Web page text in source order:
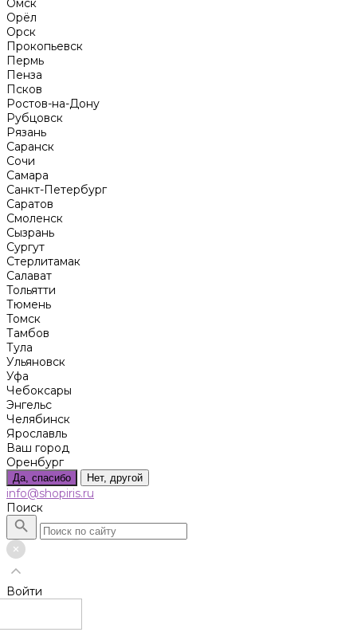
Омск
Орёл
Орск
Прокопьевск
Пермь
Пенза
Псков
Ростов-на-Дону
Рубцовск
Рязань
Саранск
Сочи
Самара
Санкт-Петербург
Саратов
Смоленск
Сызрань
Сургут
Стерлитамак
Салават
Тольятти
Тюмень
Томск
Тамбов
Тула
Ульяновск
Уфа
Чебоксары
Энгельс
Челябинск
Ярославль
Ваш город
Оренбург
Да, спасибо Нет, другой
info@shopiris.ru
Поиск
Войти